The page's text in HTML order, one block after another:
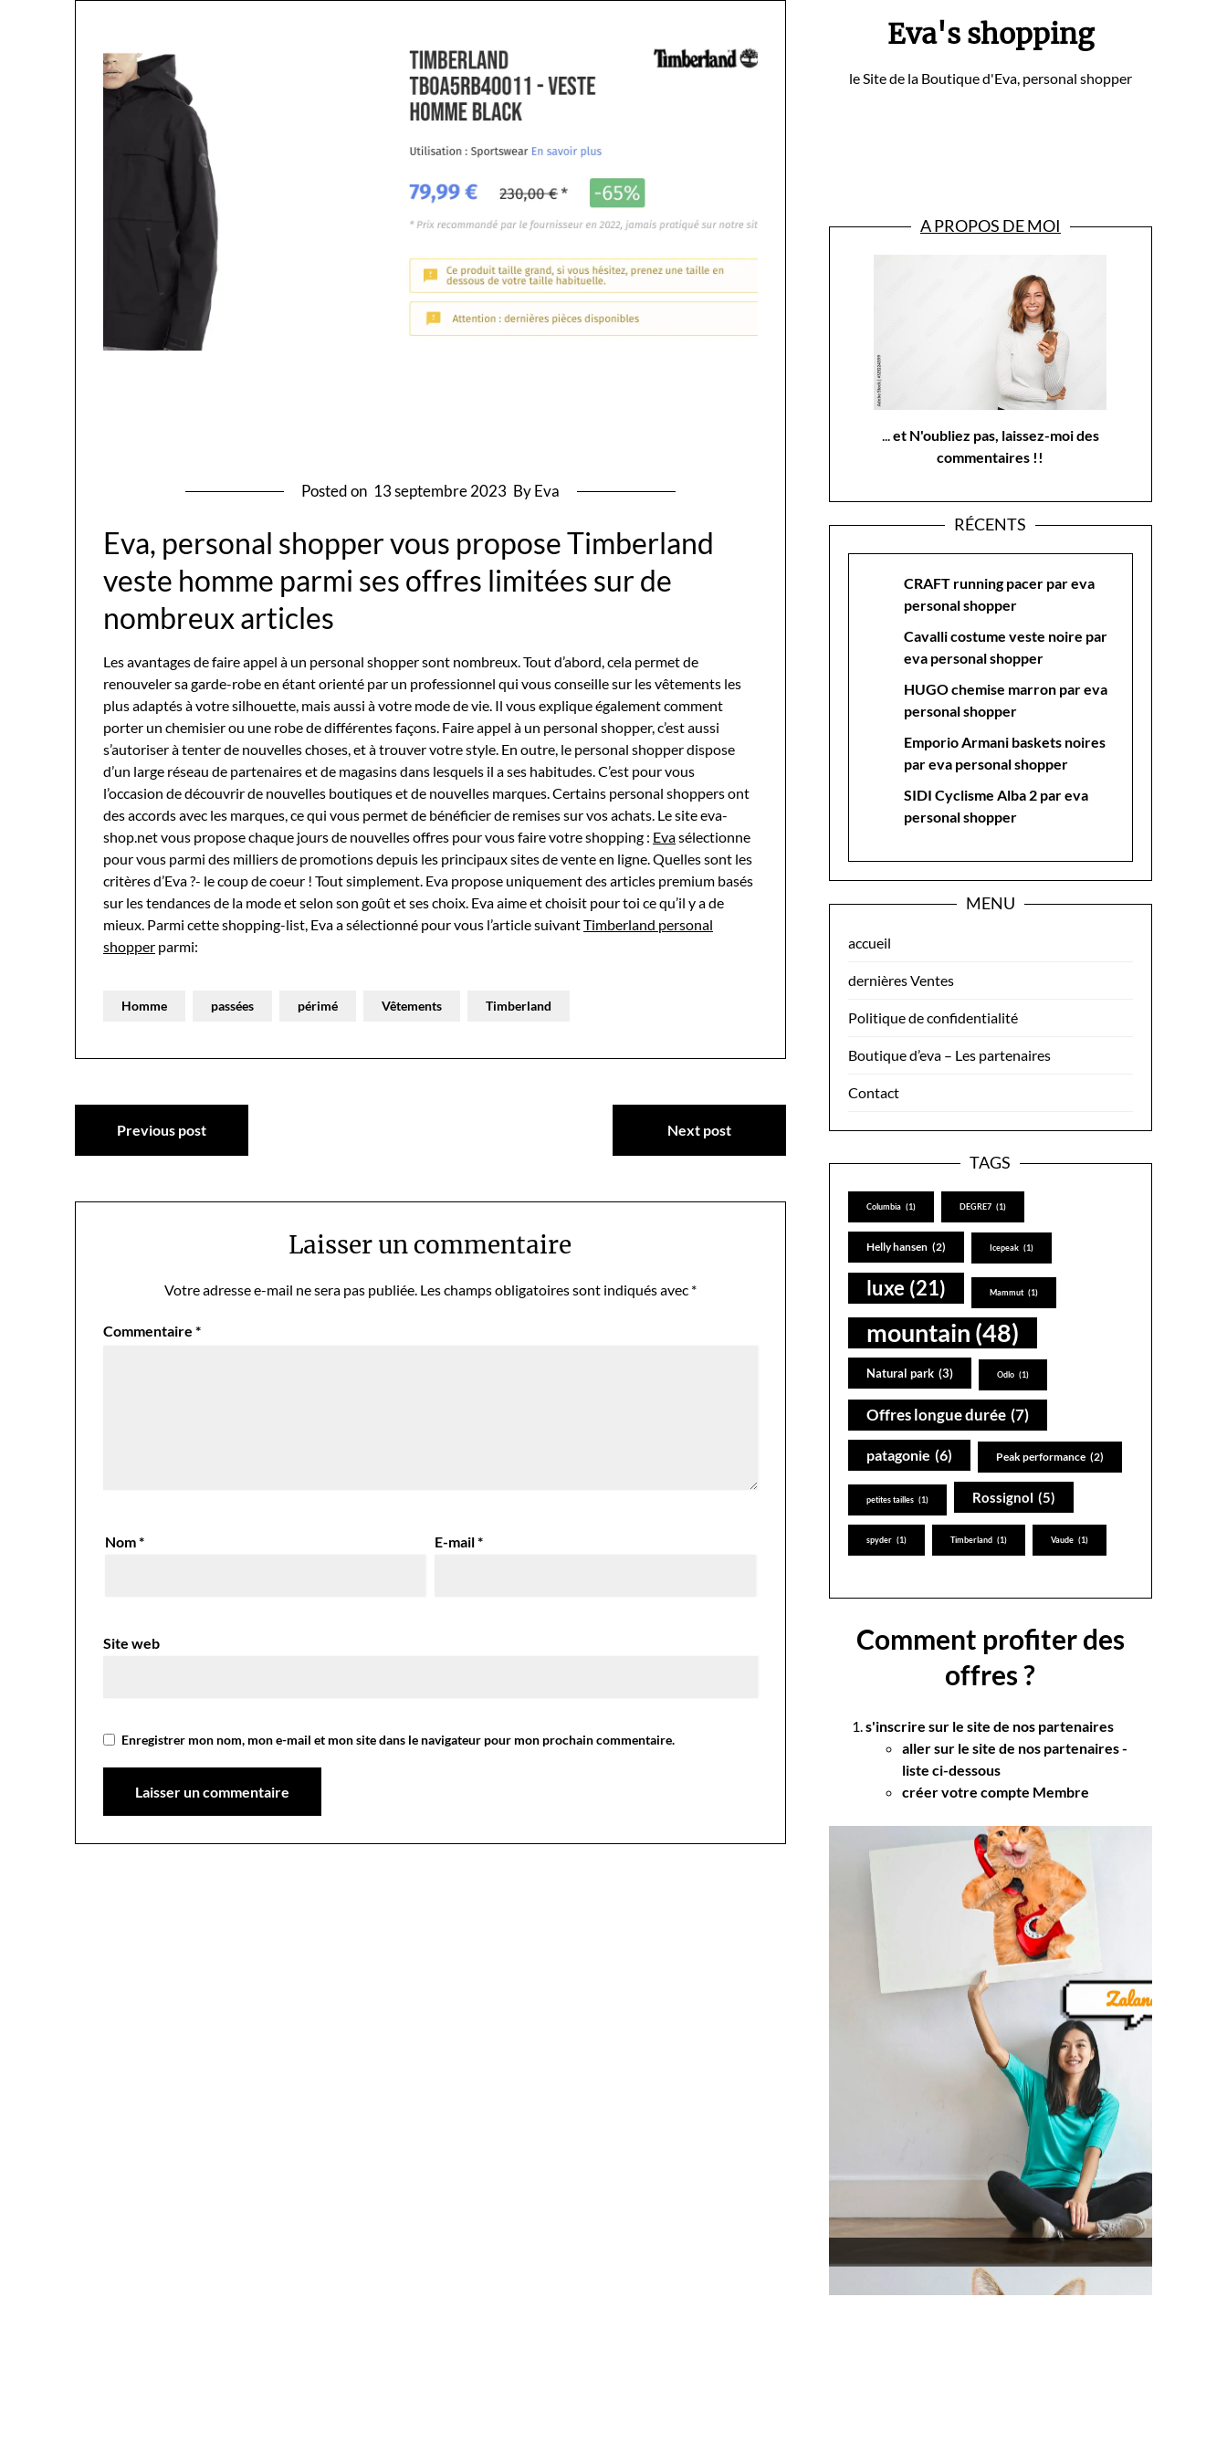
Posted on 13 septembre 2023 By Eva
Eva, personal shopper vous propose Timberland
veste homme parmi ses offres limitées sur de
nombreux articles
Les avantages de faire appel à un personal shopper sont nombreux. Tout d’abord, cela permet de
renouveler sa garde-robe en étant orienté par un professionnel qui vous conseille sur les vêtements les
plus adaptés à votre silhouette, mais aussi à votre mode de vie. Il vous explique également comment
porter un chemisier ou une robe de différentes façons. Faire appel à un personal shopper, c’est aussi
s’autoriser à tenter de nouvelles choses, et à trouver votre style. En outre, le personal shopper dispose
d’un large réseau de partenaires et de magasins dans lesquels il a ses habitudes. C’est pour vous
l’occasion de découvrir de nouvelles boutiques et de nouvelles marques. Certains personal shoppers ont
des accords avec les marques, ce qui vous permet de bénéficier de remises sur vos achats. Le site eva-
shop.net vous propose chaque jours de nouvelles offres pour vous faire votre shopping : Evasélectionne
pour vous parmi des milliers de promotions depuis les principaux sites de vente en ligne. Quelles sont les
critères d’Eva ?- le coup de coeur ! Tout simplement. Eva propose uniquement des articles premium basés
sur les tendances de la mode et selon son goût et ses choix. Eva aime et choisit pour toi ce qu’il y a de
mieux. Parmi cette shopping-list, Eva a sélectionné pour vous l’article suivantTimberland personal
shopper parmi:
Homme passées périmé Vêtements Timberland
Navigation
de
l’article
Previous post Next post
Laisser un commentaire
Votre adresse e-mail ne sera pas publiée. Les champs obligatoires sont indiqués avec *
Commentaire *
Nom* E-mail*
Site web
Enregistrer mon nom, mon e-mail et mon site dans le navigateur pour mon prochain commentaire.
Eva's shopping
le Site de la Boutique d'Eva, personal shopper
A PROPOS DE MOI
...et N'oubliez pas, laissez-moi des
commentaires !!
RÉCENTS
CRAFT running pacer par eva
personal shopper
Cavalli costume veste noire par
eva personal shopper
HUGO chemise marron par eva
personal shopper
Emporio Armani baskets noires
par eva personal shopper
SIDI Cyclisme Alba 2 par eva
personal shopper
MENU
accueil
dernières Ventes
Politique de confidentialité
Boutique d’eva – Les partenaires
Contact
TAGS
Columbia (1) DEGRE7 (1)
Helly hansen (2) Icepeak (1)
luxe (21) Mammut (1)
mountain (48)
Natural park (3) Odlo (1)
Offres longue durée (7)
patagonie (6) Peak performance (2)
petites tailles (1) Rossignol (5)
spyder (1) Timberland (1) Vaude (1)
Comment profiter des
offres ?
s'inscrire sur le site de nos partenaires
aller sur le site de nos partenaires -
liste ci-dessous
créer votre compte Membre
se connecter au site: ekosport.fr